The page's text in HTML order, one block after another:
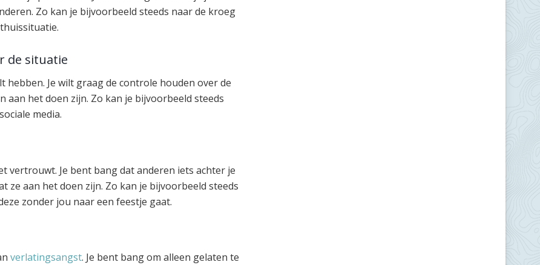
Zo kan je bijvoorbeeld steeds naar de kroeg
de situatie
hebben. Je wilt graag de controle houden over de
het doen zijn. Zo kan je bijvoorbeeld steeds
media.
vertrouwt. Je bent bang dat anderen iets achter je
ze aan het doen zijn. Zo kan je bijvoorbeeld steeds
zonder jou naar een feestje gaat.
verlatingsangst. Je bent bang om alleen gelaten te